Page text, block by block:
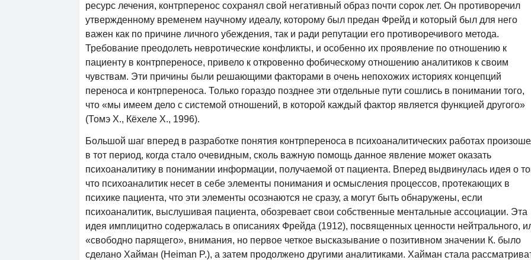
ресурс лечения, контрперенос сохранял свой негативный образ почти сорок лет. Он противоречил
утвержденному временем научному идеалу, которому был предан Фрейд и который был для него
важен как по причине личного убеждения, так и ради репутации его противоречивого метода.
Требование преодолеть невротические конфликты, и особенно их проявление по отношению к
пациенту в контрпереносе, привело к откровенно фобическому отношению аналитиков к своим
чувствам. Эти причины были решающими факторами в очень непохожих историях концепций
переноса и контрпереноса. Только гораздо позднее эти отдельные пути сошлись в понимании того,
что «мы имеем дело с системой отношений, в которой каждый фактор является функцией другого»
(Томэ Х., Кёхеле Х., 1996).
Большой шаг вперед в разработке понятия контрпереноса в психоаналитических работах
в тот период, когда стало очевидным, сколь важную помощь данное явление может оказать
психоаналитику в понимании информации, получаемой от пациента. Вперед выдвинулась идея о
что психоаналитик несет в себе элементы понимания и осмысления процессов, протекающих в
психике пациента, что эти элементы осознаются не сразу, а могут быть обнаружены, если
психоаналитик, выслушивая пациента, обозревает свои собственные ментальные ассоциации. Эта
идея имплицитно содержалась в описаниях Фрейда (1912), посвященных ценности нейтрального,
«свободно парящего», внимания, но первое четкое высказывание о позитивном значении К. было
сделано Хайман (Heiman P.), а затем продолжено другими аналитиками. Хайман стала